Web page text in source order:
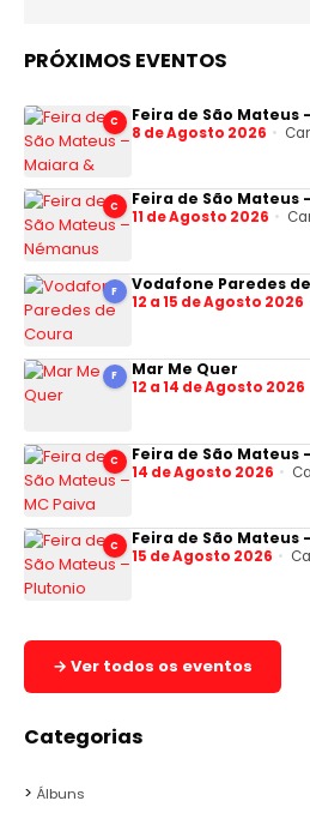
PRÓXIMOS EVENTOS
C Feira de São Mateus
8 de Agosto 2026
C Feira de São Mateus
11 de Agosto 2026
F Vodafone Paredes
12 a 15 de Agosto 2026
F Mar Me Quer
12 a 14 de Agosto 2026
C Feira de São Mateus
14 de Agosto 2026
C Feira de São Mateus
15 de Agosto 2026
→ Ver todos os eventos
Categorias
Álbuns